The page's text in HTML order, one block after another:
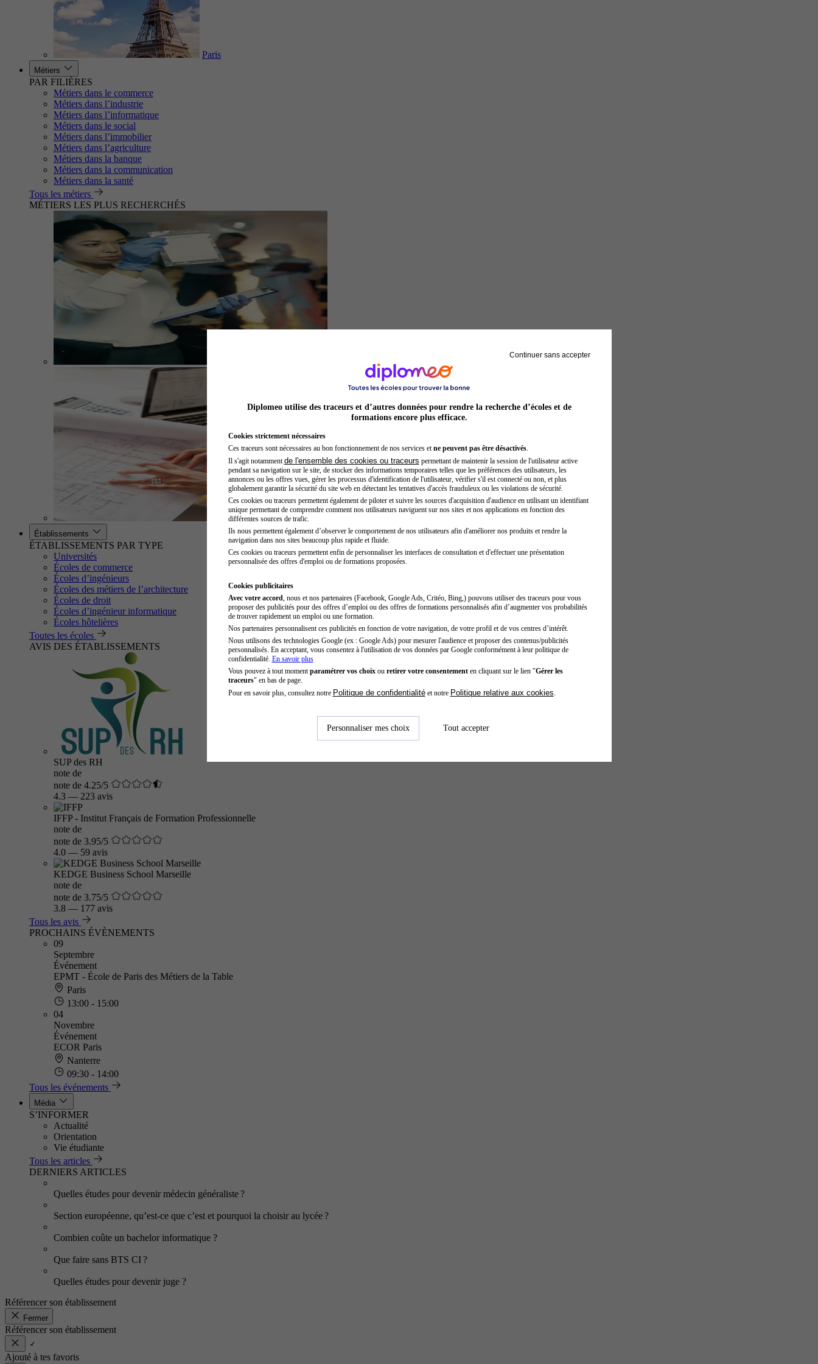
Paris
Métiers
PAR FILIÈRES
Métiers dans le commerce
Métiers dans l’industrie
Métiers dans l’informatique
Métiers dans le social
Métiers dans l’immobilier
Métiers dans l’agriculture
Métiers dans la banque
Métiers dans la communication
Métiers dans la santé
Tous les métiers
MÉTIERS LES PLUS RECHERCHÉS
Inspecteur de police
Établissements
ÉTABLISSEMENTS PAR TYPE
Universités
Écoles de commerce
Écoles d’ingénieurs
Écoles des métiers de l’architecture
Écoles de droit
Écoles d’ingénieur informatique
Écoles hôtelières
Toutes les écoles
AVIS DES ÉTABLISSEMENTS
SUP des RH
note de
note de 4.25/5
4.3 — 223 avis
IFFP - Institut Français de Formation Professionnelle
note de
note de 3.95/5
4.0 — 59 avis
KEDGE Business School Marseille
note de
note de 3.75/5
3.8 — 177 avis
Tous les avis
PROCHAINS ÉVÈNEMENTS
09
Septembre
Événement
EPMT - École de Paris des Métiers de la Table
Paris
13:00 - 15:00
04
Novembre
Événement
ECOR Paris
Nanterre
09:30 - 14:00
Tous les événements
Média
S’INFORMER
Actualité
Orientation
Vie étudiante
Tous les articles
DERNIERS ARTICLES
Quelles études pour devenir médecin généraliste ?
Section européenne, qu’est-ce que c’est et pourquoi la choisir au lycée ?
Combien coûte un bachelor informatique ?
Que faire sans BTS CI ?
Quelles études pour devenir juge ?
Référencer son établissement
Fermer
Référencer son établissement
Ajouté à tes favoris
Continuer sans accepter
Diplomeo utilise des traceurs et d’autres données pour rendre la recherche d’écoles et de
formations encore plus efficace.
Cookies strictement nécessaires
Ces traceurs sont nécessaires au bon fonctionnement de nos services et ne peuvent pas être désactivés.
Il s'agit notamment de l'ensemble des cookies ou traceurs permettant de maintenir la session de l'utilisateur active
pendant sa navigation sur le site, de stocker des informations temporaires telles que les préférences des utilisateurs, les
annonces ou les offres vues, gérer les processus d'identification de l'utilisateur, vérifier s'il est connecté ou non, et plus
globalement garantir la sécurité du site web en détectant les tentatives d'accès frauduleux ou les violations de sécurité.
Ces cookies ou traceurs permettent également de piloter et suivre les sources d'acquisition d'audience en utilisant un identifiant
unique permettant de comprendre comment nos utilisateurs naviguent sur nos sites et nos applications en fonction des
différentes sources de trafic.
Ils nous permettent également d’observer le comportement de nos utilisateurs afin d'améliorer nos produits et rendre la
navigation dans nos sites beaucoup plus rapide et fluide.
Ces cookies ou traceurs permettent enfin de personnaliser les interfaces de consultation et d'effectuer une présentation
personnalisée des offres d'emploi ou de formations proposées.
Cookies publicitaires
Avec votre accord , nous et nos partenaires (Facebook, Google Ads, Critéo, Bing,) pouvons utiliser des traceurs pour vous
proposer des publicités pour des offres d’emploi ou des offres de formations personnalisés afin d’augmenter vos probabilités
de trouver rapidement un emploi ou une formation.
Nos partenaires personnalisent ces publicités en fonction de votre navigation, de votre profil et de vos centres d’intérêt.
Nous utilisons des technologies Google (ex : Google Ads) pour mesurer l'audience et proposer des contenus/publicités
personnalisés. En acceptant, vous consentez à l'utilisation de vos données par Google conformément à leur politique de
confidentialité. En savoir plus
Vous pouvez à tout moment paramétrer vos choixou retirer votre consentementen cliquant sur le lien "Gérer les
traceurs" en bas de page.
Pour en savoir plus, consultez notre Politique de confidentialitéet notre Politique relative aux cookies
Personnaliser mes choix Tout accepter